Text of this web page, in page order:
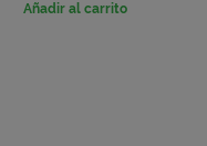
Añadir al carrito